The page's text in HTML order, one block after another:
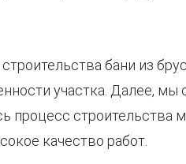
бани из
участка. Далее,
процесс строительства
качество работ.